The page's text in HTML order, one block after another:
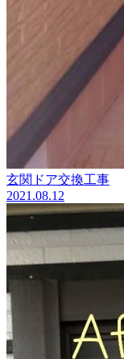
玄関ドア交換工事
2021.08.12